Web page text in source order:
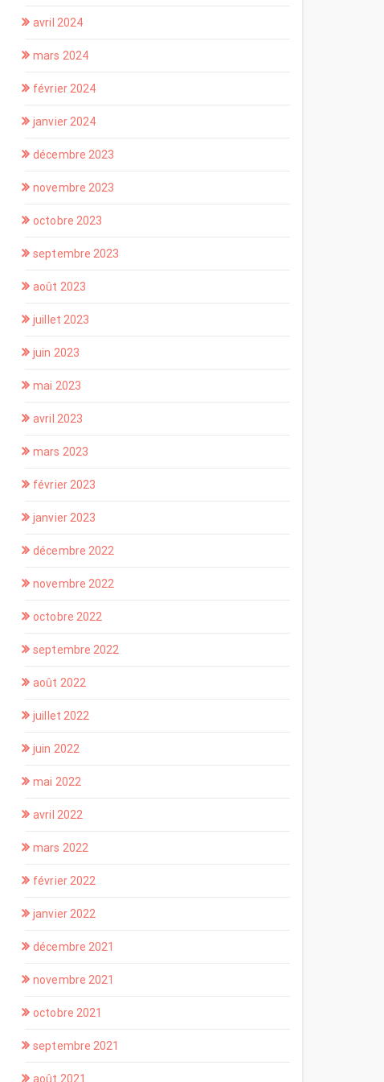
avril 2024
mars 2024
février 2024
janvier 2024
décembre 2023
novembre 2023
octobre 2023
septembre 2023
août 2023
juillet 2023
juin 2023
mai 2023
avril 2023
mars 2023
février 2023
janvier 2023
décembre 2022
novembre 2022
octobre 2022
septembre 2022
août 2022
juillet 2022
juin 2022
mai 2022
avril 2022
mars 2022
février 2022
janvier 2022
décembre 2021
novembre 2021
octobre 2021
septembre 2021
août 2021